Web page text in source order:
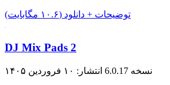
توضیحات + دانلود (۱۰.۶ مگابایت)
DJ Mix Pads 2
نسخه 6.0.17 انتشار: ۱۰ فروردین ۱۴۰۵